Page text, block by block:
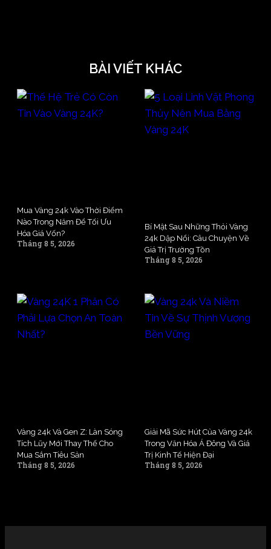
BÀI VIẾT KHÁC
Mua Vàng 24k Vào Thời Điểm
Nào Trong Năm Để Tối Ưu
Hóa Giá Vốn?
Tháng 8 5, 2026
Bí Mật Sau Những Thỏi Vàng
24k Dập Nổi: Câu Chuyện Về
Giá Trị Trường Tồn
Tháng 8 5, 2026
Vàng 24k Và Gen Z: Làn Sóng
Tích Lũy Mới Thay Thế Cho
Mua Sắm Tiêu Sản
Tháng 8 5, 2026
Giải Mã Sức Hút Của Vàng 24k
Trong Văn Hóa Á Đông Và Giá
Trị Kinh Tế Hiện Đại
Tháng 8 5, 2026